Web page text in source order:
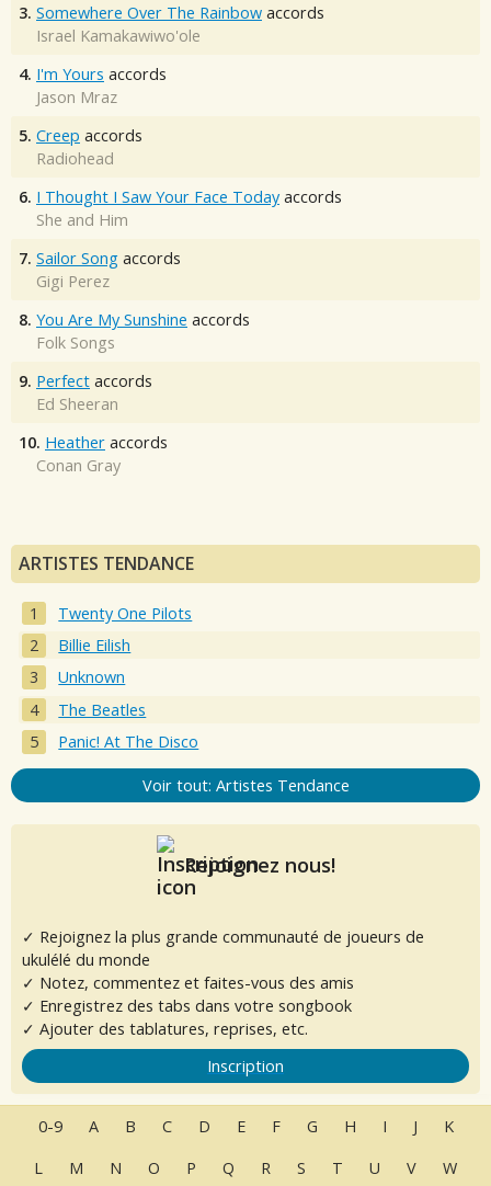
3. Somewhere Over The Rainbow accords
Israel Kamakawiwo'ole
4. I'm Yours accords
Jason Mraz
5. Creep accords
Radiohead
6. I Thought I Saw Your Face Today accords
She and Him
7. Sailor Song accords
Gigi Perez
8. You Are My Sunshine accords
Folk Songs
9. Perfect accords
Ed Sheeran
10. Heather accords
Conan Gray
ARTISTES TENDANCE
Twenty One Pilots
Billie Eilish
Unknown
The Beatles
Panic! At The Disco
Voir tout: Artistes Tendance
Rejoignez nous!
✓ Rejoignez la plus grande communauté de joueurs de
ukulélé du monde
✓ Notez, commentez et faites-vous des amis
✓ Enregistrez des tabs dans votre songbook
✓ Ajouter des tablatures, reprises, etc.
Inscription
0-9 A B C D E F G H I J
K
L
M N O P Q R S T U V W